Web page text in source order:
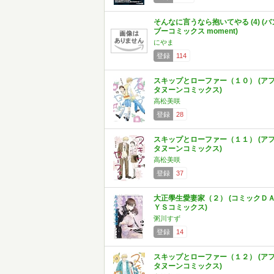
そんなに言うなら抱いてやる (4) (バ
ブーコミックス moment)
にやま
登録
114
スキップとローファー（１０） (アフ
タヌーンコミックス)
高松美咲
登録
28
スキップとローファー（１１） (アフ
タヌーンコミックス)
高松美咲
登録
37
大正學生愛妻家（２） (コミックＤＡ
ＹＳコミックス)
粥川すず
登録
14
スキップとローファー（１２） (アフ
タヌーンコミックス)